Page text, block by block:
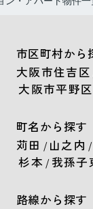
市区町村から
大阪市住吉区
大阪市平野区
町名から探す
苅田 / 山之内 /
杉本 / 我孫子
路線から探す